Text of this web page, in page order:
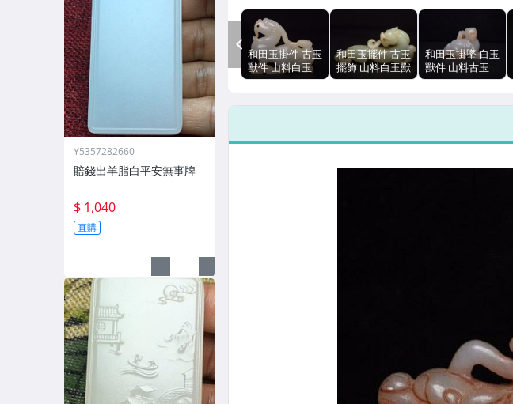
和田玉掛件 古玉
獸件 山料白玉
文玩玉石 6.3cm
和田玉擺件 古玉
擺飾 山料白玉獸
文玩 9.6cm 93g
和田玉掛墜 白玉
獸件 山料古玉
文玩玉石 4.7cm
PREV
Y5357282660
賠錢出羊脂白平安無事牌
$ 1,040
直購